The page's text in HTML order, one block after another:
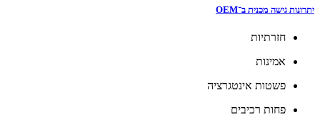
יתרונות גישה מכנית ב־OEM
חזרתיות
אמינות
פשטות אינטגרציה
פחות רכיבים